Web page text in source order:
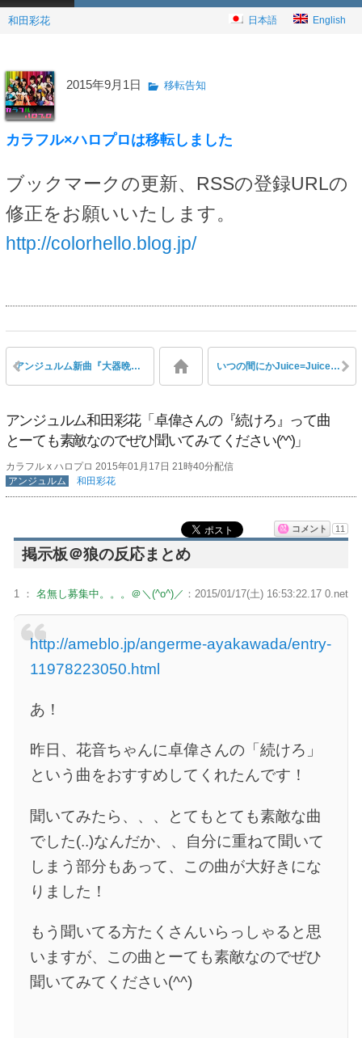
和田彩花 日本語 English
2015年9月1日 移転告知
カラフル×ハロプロは移転しました
ブックマークの更新、RSSの登録URLの
修正をお願いいたします。
http://colorhello.blog.jp/
アンジュルム新曲『大器晩成」に中島卓偉の提案でコーラス追加されていた いつの間にかJuice=Juice宮本佳林がカントリー・ガールズ小関舞の虜になっている
アンジュルム和田彩花「卓偉さんの『続けろ』って曲
とーても素敵なのでぜひ聞いてみてください(^^)」
カラフル x ハロプロ 2015年01月17日 21時40分配信
アンジュルム
和田彩花
コメント 11
掲示板＠狼の反応まとめ
1 ： 名無し募集中。。。＠＼(^o^)／ ：2015/01/17(土) 16:53:22.17 0.net
http://ameblo.jp/angerme-ayakawada/entry-
11978223050.html
あ！
昨日、花音ちゃんに卓偉さんの「続けろ」
という曲をおすすめしてくれたんです！
聞いてみたら、、、とてもとても素敵な曲
でした(..)なんだか、、自分に重ねて聞いて
しまう部分もあって、この曲が大好きにな
りました！
もう聞いてる方たくさんいらっしゃると思
いますが、この曲とーても素敵なのでぜひ
聞いてみてください(^^)